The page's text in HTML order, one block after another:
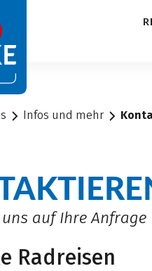
Infos und mehr
auf Ihre Anfrage
Radreisen